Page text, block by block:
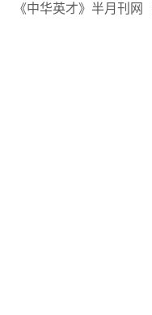
《中华英才》半月刊网